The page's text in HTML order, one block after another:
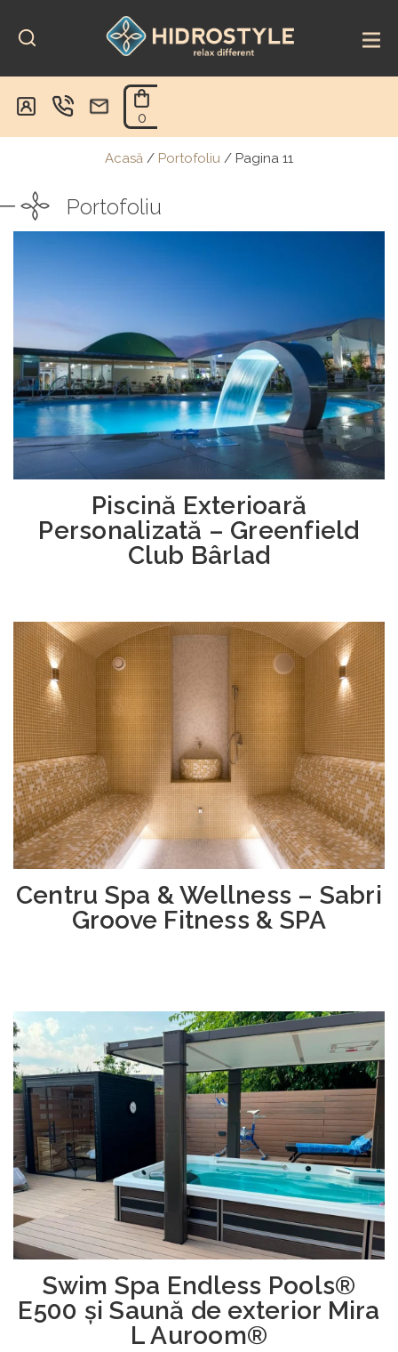
content
0
Acasă / Portofoliu / Pagina 11
Portofoliu
Piscină Exterioară
Personalizată – Greenfield
Club Bârlad
Centru Spa & Wellness – Sabri
Groove Fitness & SPA
Swim Spa Endless Pools®
E500 și Saună de exterior Mira
L Auroom®